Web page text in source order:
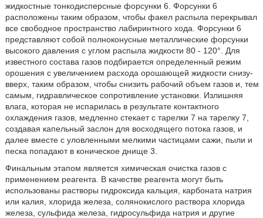
жидкостные тонкодисперсные форсунки 6. Форсунки 6
расположены таким образом, чтобы факел распыла перекрывал
все свободное пространство лабиринтного хода. Форсунки 6
представляют собой полноконусные металлические форсунки
высокого давления с углом распыла жидкости 80 - 120°. Для
известного состава газов подбирается определенный режим
орошения с увеличением расхода орошающей жидкости снизу-
вверх, таким образом, чтобы снизить рабочий объем газов и, тем
самым, гидравлическое сопротивление установки. Излишняя
влага, которая не испарилась в результате контактного
охлаждения газов, медленно стекает с тарелки 7 на тарелку 7,
создавая капельный заслон для восходящего потока газов, и
далее вместе с уловленными мелкими частицами сажи, пыли и
песка попадают в коническое днище 3.
Финальным этапом является химическая очистка газов с
применением реагента. В качестве реагента могут быть
использованы растворы гидроксида кальция, карбоната натрия
или калия, хлорида железа, солянокислого раствора хлорида
железа, сульфида железа, гидросульфида натрия и другие